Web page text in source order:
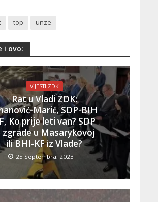
top unze
i ovo:
VIJESTI ZDK
Rat u Vladi ZDK:
Marić, SDP-BIH
Ko prije leti van? SDP
zgrade u Masarykovoj
ili BHI-KF iz Vlade?
25 Septembra, 2023